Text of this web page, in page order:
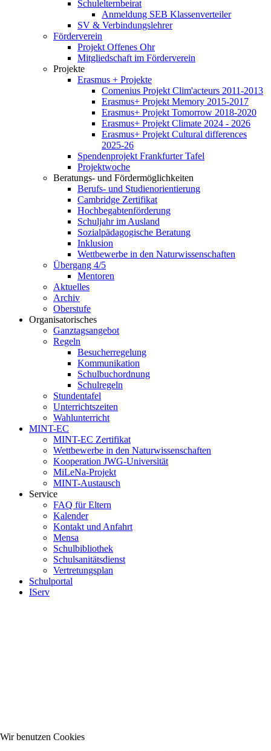
Schulelternbeirat
Anmeldung SEB Klassenverteiler
SV & Verbindungslehrer
Förderverein
Projekt Offenes Ohr
Mitgliedschaft im Förderverein
Projekte
Erasmus + Projekte
Comenius Projekt Clim'acteurs 2011-2013
Erasmus+ Projekt Memory 2015-2017
Erasmus+ Projekt Tomorrow 2018-2020
Erasmus+ Projekt Climate 2024 - 2026
Erasmus+ Projekt Cultural differences
2025-26
Spendenprojekt Frankfurter Tafel
Projektwoche
Beratungs- und Fördermöglichkeiten
Berufs- und Studienorientierung
Cambridge Zertifikat
Hochbegabtenförderung
Schuljahr im Ausland
Sozialpädagogische Beratung
Inklusion
Wettbewerbe in den Naturwissenschaften
Übergang 4/5
Mentoren
Aktuelles
Archiv
Oberstufe
Organisatorisches
Ganztagsangebot
Regeln
Besucherregelung
Kommunikation
Schulbuchordnung
Schulregeln
Stundentafel
Unterrichtszeiten
Wahlunterricht
MINT-EC
MINT-EC Zertifikat
Wettbewerbe in den Naturwissenschaften
Kooperation JWG-Universität
MiLeNa-Projekt
MINT-Austausch
Service
FAQ für Eltern
Kalender
Kontakt und Anfahrt
Mensa
Schulbibliothek
Schulsanitätsdienst
Vertretungsplan
Schulportal
IServ
Wir benutzen Cookies